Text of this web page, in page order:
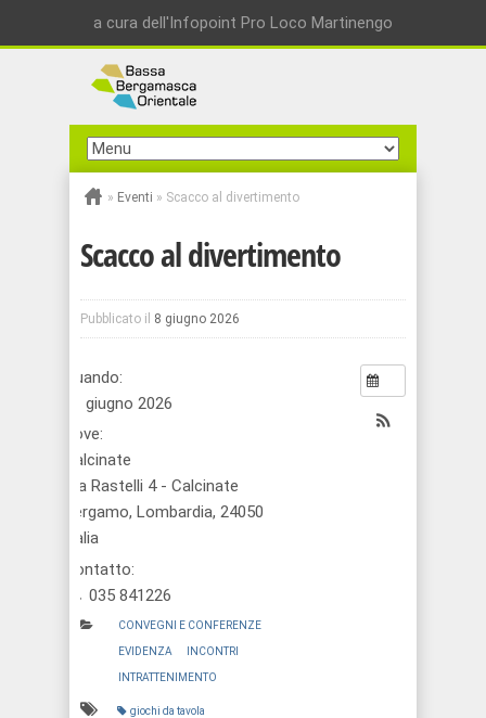
a cura dell'Infopoint Pro Loco Martinengo
» Eventi » Scacco al divertimento
Scacco al divertimento
Pubblicato il 8 giugno 2026
Quando:
21 giugno 2026
Dove:
Calcinate
Via Rastelli 4 - Calcinate
Bergamo, Lombardia, 24050
Italia
Contatto:
035 841226
CONVEGNI E CONFERENZE
EVIDENZA INCONTRI
INTRATTENIMENTO
giochi da tavola